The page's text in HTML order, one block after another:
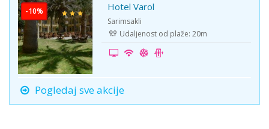
-10% Hotel Varol
Sarimsakli
Udaljenost od plaže: 20m
Pogledaj sve akcije